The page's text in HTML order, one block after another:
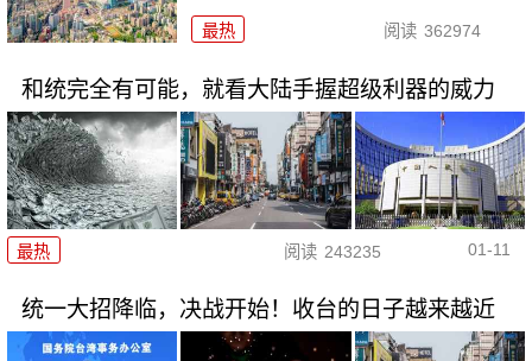
最热 阅读 362974
和统完全有可能，就看大陆手握超级利器的威力
最热 阅读 243235 01-11
统一大招降临，决战开始！收台的日子越来越近